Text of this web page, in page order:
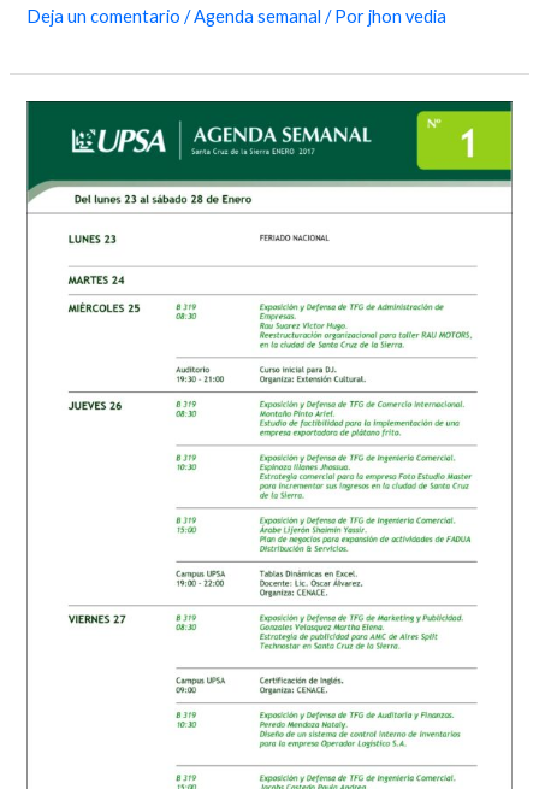
Deja un comentario /Agenda semanal / Porjhon vedia